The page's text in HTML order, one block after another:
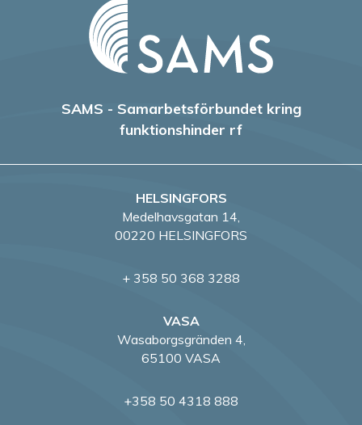
SAMS - Samarbetsförbundet kring
funktionshinder rf
HELSINGFORS
Medelhavsgatan 14,
00220 HELSINGFORS
+ 358 50 368 3288
VASA
Wasaborgsgränden 4,
65100 VASA
+358 50 4318 888